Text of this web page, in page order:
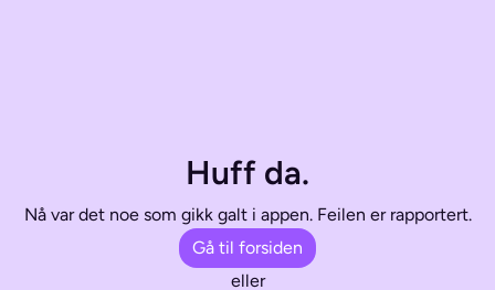
Huff da.
Nå var det noe som gikk galt i appen. Feilen er rapportert.
Gå til forsiden
eller